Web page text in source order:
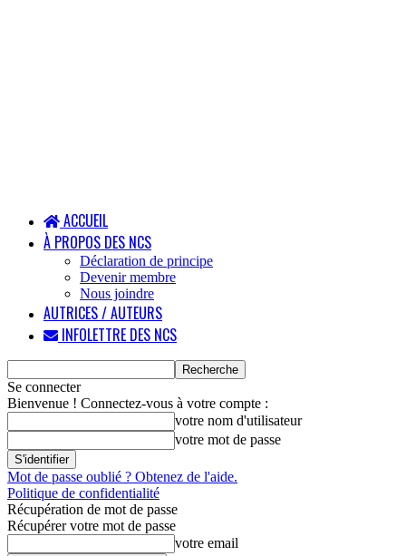
ACCUEIL
À PROPOS DES NCS
Déclaration de principe
Devenir membre
Nous joindre
AUTRICES / AUTEURS
INFOLETTRE DES NCS
Se connecter
Bienvenue ! Connectez-vous à votre compte :
votre nom d'utilisateur
votre mot de passe
Mot de passe oublié ? Obtenez de l'aide.
Politique de confidentialité
Récupération de mot de passe
Récupérer votre mot de passe
votre email